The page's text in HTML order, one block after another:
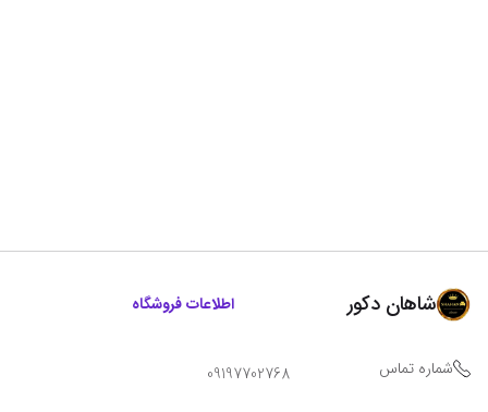
شاهان دکور اطلاعات فروشگاه
شماره تماس 09197702768